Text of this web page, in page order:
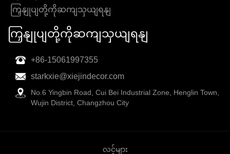
ကြှနျုပျတို့ကိုဆကျသှယျရနျ
ကြှနျုပျတို့ကိုဆကျသှယျရနျ
+86-15061997355
starkxie@xiejindecor.com
No.6 Yingbin Road, Cui Bei Industrial Zone, Henglin Town,
Wujin District, Changzhou City
လင့်များ